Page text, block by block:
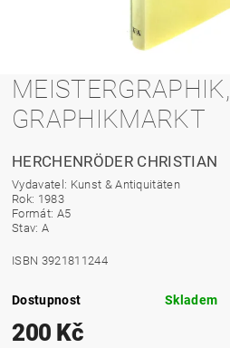
MEISTERGRAPHIK,
GRAPHIKMARKT
HERCHENRÖDER CHRISTIAN
Vydavatel: Kunst & Antiquitäten
Rok: 1983
Formát: A5
Stav: A
ISBN 3921811244
Dostupnost Skladem
200 Kč